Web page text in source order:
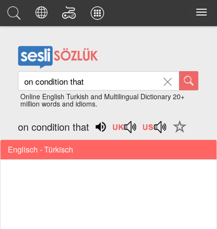
Online English Turkish and Multilingual Dictionary 20+
million words and idioms.
on condition that
Englisch - Türkisch